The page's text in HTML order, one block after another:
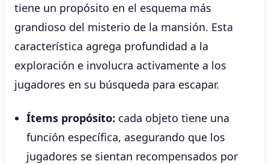
tiene un propósito en el esquema más
grandioso del misterio de la mansión. Esta
característica agrega profundidad a la
exploración e involucra activamente a los
jugadores en su búsqueda para escapar.
Ítems propósito: cada objeto tiene una
función específica, asegurando que los
jugadores se sientan recompensados ​​por